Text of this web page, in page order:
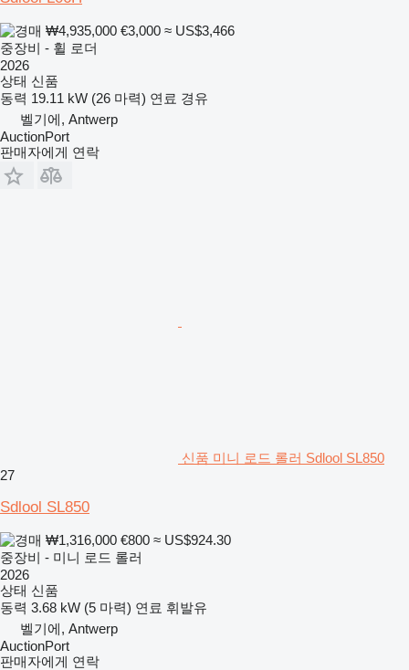
₩4,935,000 €3,000 ≈ US$3,466
중장비 - 휠 로더
2026
상태 신품
동력 19.11 kW (26 마력) 연료 경유
벨기에, Antwerp
AuctionPort
판매자에게 연락
신품 미니 로드 롤러 Sdlool SL850
27
Sdlool SL850
₩1,316,000 €800 ≈ US$924.30
중장비 - 미니 로드 롤러
2026
상태 신품
동력 3.68 kW (5 마력) 연료 휘발유
벨기에, Antwerp
AuctionPort
판매자에게 연락